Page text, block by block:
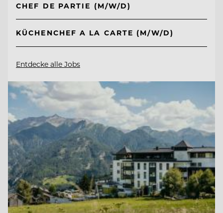
CHEF DE PARTIE (M/W/D)
KÜCHENCHEF A LA CARTE (M/W/D)
Entdecke alle Jobs